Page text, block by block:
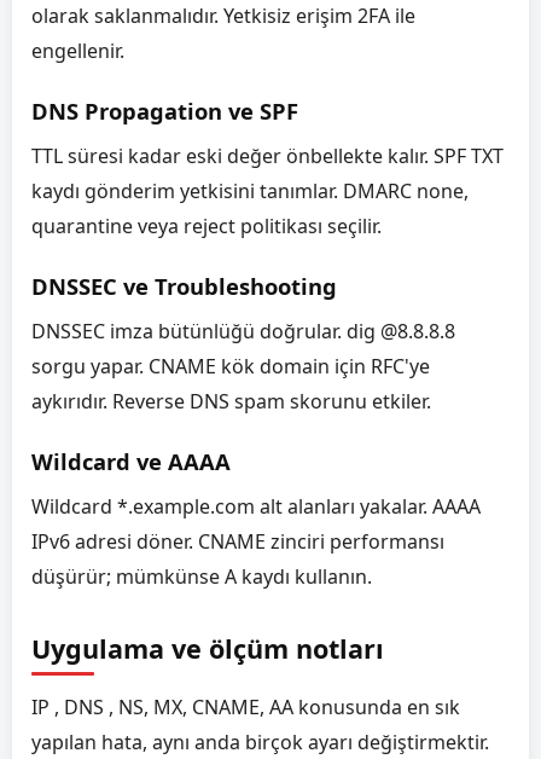
olarak saklanmalıdır. Yetkisiz erişim 2FA ile
engellenir.
DNS Propagation ve SPF
TTL süresi kadar eski değer önbellekte kalır. SPF TXT
kaydı gönderim yetkisini tanımlar. DMARC none,
quarantine veya reject politikası seçilir.
DNSSEC ve Troubleshooting
DNSSEC imza bütünlüğü doğrular. dig @8.8.8.8
sorgu yapar. CNAME kök domain için RFC'ye
aykırıdır. Reverse DNS spam skorunu etkiler.
Wildcard ve AAAA
Wildcard *.example.com alt alanları yakalar. AAAA
IPv6 adresi döner. CNAME zinciri performansı
düşürür; mümkünse A kaydı kullanın.
Uygulama ve ölçüm notları
IP , DNS , NS, MX, CNAME, AA konusunda en sık
yapılan hata, aynı anda birçok ayarı değiştirmektir.